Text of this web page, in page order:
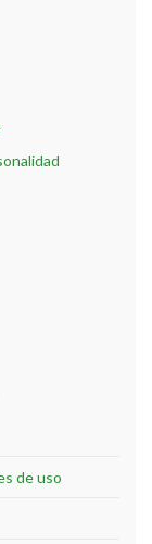
de uso